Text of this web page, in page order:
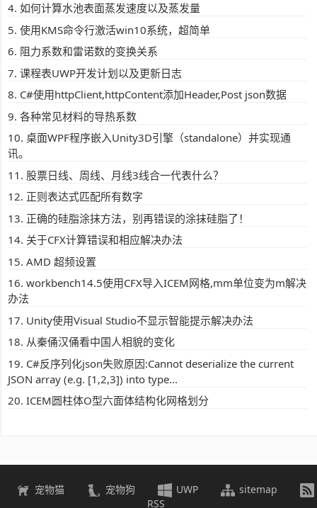
如何计算水池表面蒸发速度以及蒸发量
使用KMS命令行激活win10系统，超简单
阻力系数和雷诺数的变换关系
课程表UWP开发计划以及更新日志
C#使用httpClient,httpContent添加Header,Post json数据
各种常见材料的导热系数
桌面WPF程序嵌入Unity3D引擎（standalone）并实现通
讯。
股票日线、周线、月线3线合一代表什么？
正则表达式匹配所有数字
正确的硅脂涂抹方法，别再错误的涂抹硅脂了！
关于CFX计算错误和相应解决办法
AMD 超频设置
workbench14.5使用CFX导入ICEM网格,mm单位变为m解决
办法
Unity使用Visual Studio不显示智能提示解决办法
从秦俑汉俑看中国人相貌的变化
C#反序列化json失败原因:Cannot deserialize the current
JSON array (e.g. [1,2,3]) into type...
ICEM圆柱体O型六面体结构化网格划分
宠物猫 宠物狗 UWP
sitemap
RSS